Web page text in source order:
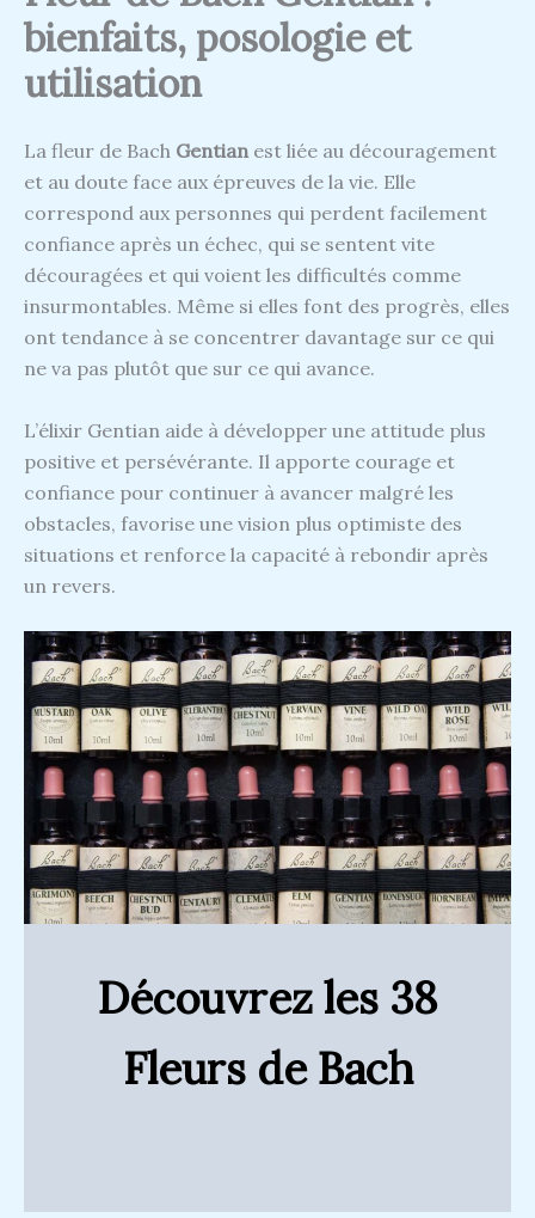
bienfaits, posologie et
utilisation
La fleur de Bach Gentianest liée au découragement
et au doute face aux épreuves de la vie. Elle
correspond aux personnes qui perdent facilement
confiance après un échec, qui se sentent vite
découragées et qui voient les difficultés comme
insurmontables. Même si elles font des progrès, elles
ont tendance à se concentrer davantage sur ce qui
ne va pas plutôt que sur ce qui avance.
L’élixir Gentian aide à développer une attitude plus
positive et persévérante. Il apporte courage et
confiance pour continuer à avancer malgré les
obstacles, favorise une vision plus optimiste des
situations et renforce la capacité à rebondir après
un revers.
Découvrez les 38
Fleurs de Bach